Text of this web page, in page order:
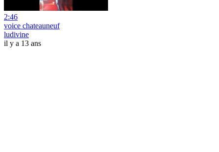
2:46
voice chateauneuf
ludivine
il y a 13 ans